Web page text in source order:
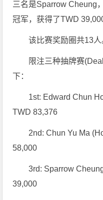
三名是Sparrow Cheung
冠军，获得了TWD
该比赛奖励圈共13人
限注三种抽牌赛
下：
1st: Edward Chun
TWD 83,376
2nd: Chun Yu Ma
58,000
3rd: Sparrow
39,000